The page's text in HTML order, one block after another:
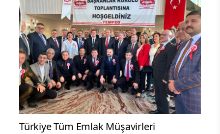
Türkiye Tüm Emlak Müşavirleri